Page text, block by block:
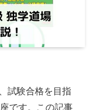
試験合格を目指
です。この記事